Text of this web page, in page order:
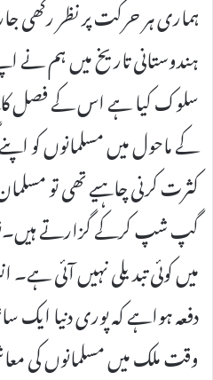
ہماری ہر حرکت پر نظر رکھی
ہندوستانی تاریخ میں ہم
سلوک کیا ہے اس کے فصل
کے ماحول میں مسلمانوں کو
کثرت کرنی چاہیے تھی تو
گپ شپ کرکے گزارتے
میں کوئی تبدیلی نہیں آئی ہے۔
دفعہ ہواہے کہ پوری دنیا
وقت ملک میں مسلمانوں کی